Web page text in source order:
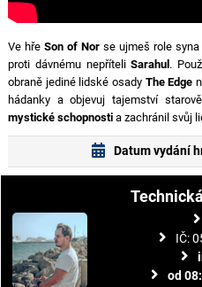
Ve hře Son of Norse ujmeš role syna
proti dávnému nepříteliSarahul.
obraně jediné lidské osady The Edge
hádanky a objevuj tajemství
mystické schopnostia zachránil svůj
Datum vydání
IČ:
od